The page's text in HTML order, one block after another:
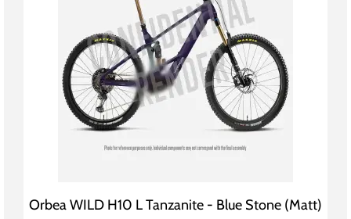
Orbea WILD H10 L Tanzanite - Blue Stone (Matt)